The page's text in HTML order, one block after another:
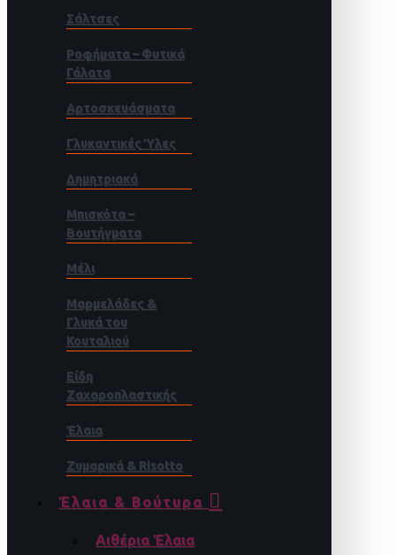
Σάλτσες
Ροφήματα – Φυτικά
Γάλατα
Αρτοσκευάσματα
Γλυκαντικές Ύλες
Δημητριακά
Μπισκότα –
Βουτήγματα
Μέλι
Μαρμελάδες &
Γλυκά του
Κουταλιού
Είδη
Ζαχαροπλαστικής
Έλαια
Ζυμαρικά & Risotto
Έλαια & Βούτυρα
Αιθέρια Έλαια